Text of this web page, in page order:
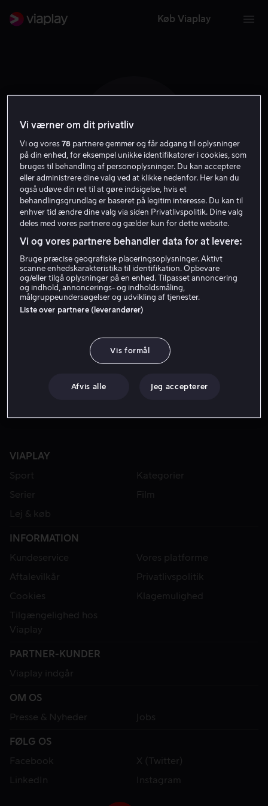
Køb Viaplay
N A
Nadia Auda
Skuespiller
VIAPLAY
Sport
Kategorier
Serier
Film
Lej & køb
INFORMATION
Kundeservice
Vores platforme
Aftalevilkår
Privatlivspolitik
Cookies
Klagemulighed
Tilgængelighed hos
Viaplay
PARTNER-KUNDER
Viaplay indgår
OM OS
Presse & Nyheder
Jobs
FØLG OS
Facebook
X (Twitter)
LinkedIn
Instagram
Vi værner om dit privatliv
Vi og vores78 partnere gemmer og får adgang til oplysninger
på din enhed, for eksempel unikke identifikatorer i cookies, som
bruges til behandling af personoplysninger. Du kan acceptere
eller administrere dine valg ved at klikke nedenfor. Her kan du
også udøve din ret til at gøre indsigelse, hvis et
behandlingsgrundlag er baseret på legitim interesse. Du kan til
enhver tid ændre dine valg via siden Privatlivspolitik. Dine valg
deles med vores partnere og gælder kun for dette website.
Vi og vores partnere behandler data for at levere:
Bruge præcise geografiske placeringsoplysninger. Aktivt
scanne enhedskarakteristika til identifikation. Opbevare
og/eller tilgå oplysninger på en enhed. Tilpasset annoncering
og indhold, annoncerings- og indholdsmåling,
målgruppeundersøgelser og udvikling af tjenester.
Liste over partnere (leverandører)
Vis formål
Afvis alle Jeg accepterer